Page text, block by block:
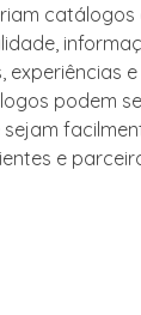
catálogos
experiências
podem
e